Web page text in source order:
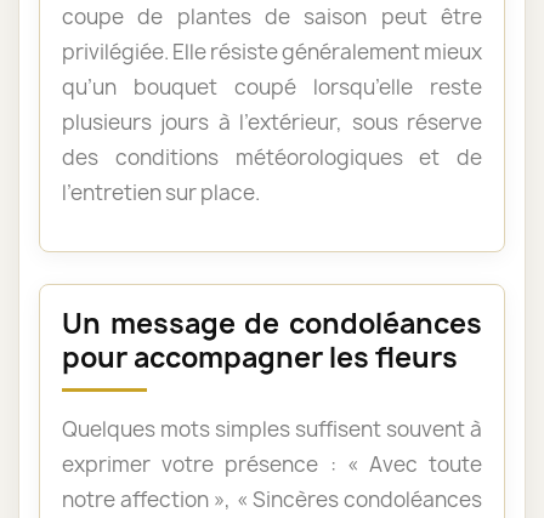
coupe de plantes de saison peut être
privilégiée. Elle résiste généralement mieux
qu’un bouquet coupé lorsqu’elle reste
plusieurs jours à l’extérieur, sous réserve
des conditions météorologiques et de
l’entretien sur place.
Un message de condoléances
pour accompagner les fleurs
Quelques mots simples suffisent souvent à
exprimer votre présence : « Avec toute
notre affection », « Sincères condoléances